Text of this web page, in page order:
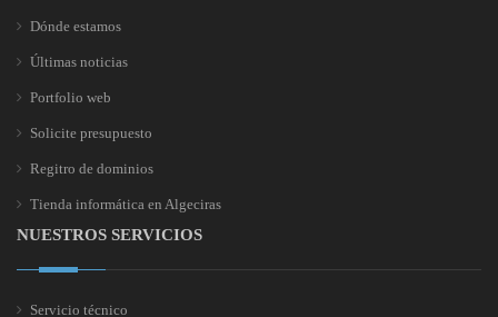
Dónde estamos
Últimas noticias
Portfolio web
Solicite presupuesto
Regitro de dominios
Tienda informática en Algeciras
NUESTROS SERVICIOS
Servicio técnico